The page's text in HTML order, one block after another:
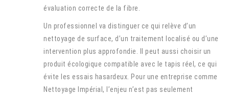
évaluation correcte de la fibre.
Un professionnel va distinguer ce qui relève d’un
nettoyage de surface, d’un traitement localisé ou d’une
intervention plus approfondie. Il peut aussi choisir un
produit écologique compatible avec le tapis réel, ce qui
évite les essais hasardeux. Pour une entreprise comme
Nettoyage Impérial, l’enjeu n’est pas seulement